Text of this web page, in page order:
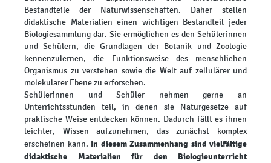
Bestandteile der Naturwissenschaften. Daher stellen
didaktische Materialien einen wichtigen Bestandteil jeder
Biologiesammlung dar. Sie ermöglichen es den Schülerinnen
und Schülern, die Grundlagen der Botanik und Zoologie
kennenzulernen, die Funktionsweise des menschlichen
Organismus zu verstehen sowie die Welt auf zellulärer und
molekularer Ebene zu erforschen.
Schülerinnen und Schüler nehmen gerne an
Unterrichtsstunden teil, in denen sie Naturgesetze auf
praktische Weise entdecken können. Dadurch fällt es ihnen
leichter, Wissen aufzunehmen, das zunächst komplex
erscheinen kann. In diesem Zusammenhang sind vielfältige
didaktische Materialien für den Biologieunterricht